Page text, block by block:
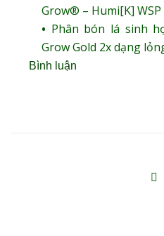
Grow® – Humi[K]
Phân bón lá sinh
Grow Gold 2x dạng
Bình luận